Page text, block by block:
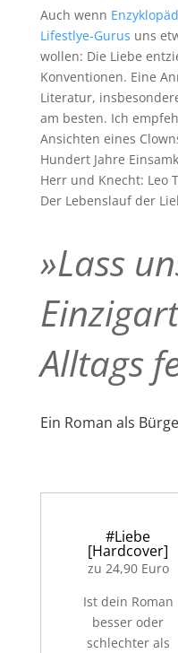
Auch wenn
Lifestlye-Gurus uns
wollen: Die Liebe
Konventionen. Eine
Literatur,
am besten. Ich
Ansichten eines
Hundert Jahre
Herr und Knecht: Leo
Der Lebenslauf der
»Lass
Alltags
Ein Roman als
#Liebe
[Hardcover]
zu 24,90 Euro
Ist dein Roman
besser oder
schlechter als